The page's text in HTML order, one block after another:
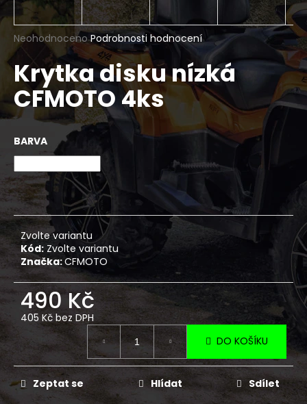
Průměrné
hodnocení
produktu
je
0,0
z
5
hvězdiček.
Neohodnoceno Podrobnosti hodnocení
Krytka disku nízká
CFMOTO 4ks
BARVA
Zvolte variantu
Kód: Zvolte variantu
Značka:CFMOTO
490 Kč
405 Kč bez DPH
Měrná
cena:
DO KOŠÍKU
Zeptat se Hlídat Sdílet
a
j
í
t
?
D
o
p
o
r
č
u
j
m
e